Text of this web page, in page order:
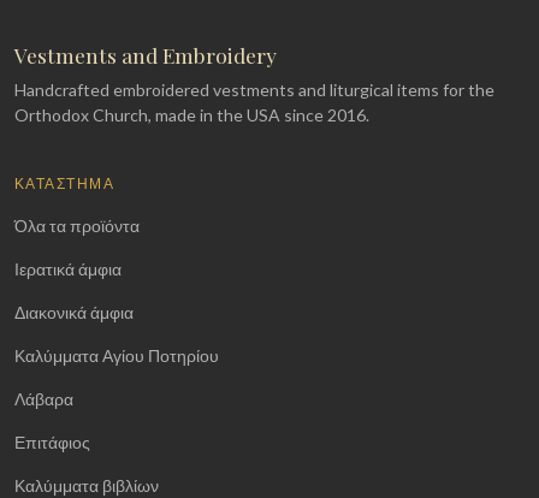
Vestments and Embroidery
Handcrafted embroidered vestments and liturgical items for the
Orthodox Church, made in the USA since 2016.
ΚΑΤΆΣΤΗΜΑ
Όλα τα προϊόντα
Ιερατικά άμφια
Διακονικά άμφια
Καλύμματα Αγίου Ποτηρίου
Λάβαρα
Επιτάφιος
Καλύμματα βιβλίων